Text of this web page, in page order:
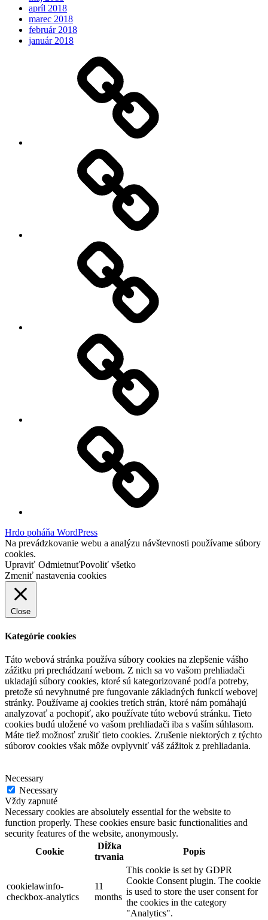
apríl 2018
marec 2018
február 2018
január 2018
Hrdo poháňa WordPress
Na prevádzkovanie webu a analýzu návštevnosti používame súbory
cookies.
Upraviť OdmietnuťPovoliť všetko
Zmeniť nastavenia cookies
Close
Kategórie cookies
Táto webová stránka používa súbory cookies na zlepšenie vášho
zážitku pri prechádzaní webom. Z nich sa vo vašom prehliadači
ukladajú súbory cookies, ktoré sú kategorizované podľa potreby,
pretože sú nevyhnutné pre fungovanie základných funkcií webovej
stránky. Používame aj cookies tretích strán, ktoré nám pomáhajú
analyzovať a pochopiť, ako používate túto webovú stránku. Tieto
cookies budú uložené vo vašom prehliadači iba s vaším súhlasom.
Máte tiež možnosť zrušiť tieto cookies. Zrušenie niektorých z týchto
súborov cookies však môže ovplyvniť váš zážitok z prehliadania.
Necessary
Necessary
Vždy zapnuté
Necessary cookies are absolutely essential for the website to
function properly. These cookies ensure basic functionalities and
security features of the website, anonymously.
Cookie
Dĺžka
trvania
Popis
cookielawinfo-
checkbox-analytics
11
months
This cookie is set by GDPR
Cookie Consent plugin. The cookie
is used to store the user consent for
the cookies in the category
"Analytics".